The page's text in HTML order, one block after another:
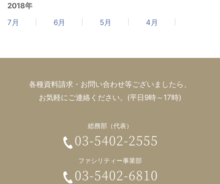
2018年
7月
6月 5月 4月
各種資料請求・お問い合わせ等ございましたら、
お気軽にご連絡ください。(平日9時～17時)
総務部（代表）
03-5402-2555
ファシリティー事業部
03-5402-6810